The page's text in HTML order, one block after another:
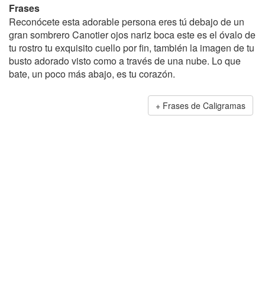
Frases
Reconócete esta adorable persona eres tú debajo de un
gran sombrero Canotier ojos nariz boca este es el óvalo de
tu rostro tu exquisito cuello por fin, también la imagen de tu
busto adorado visto como a través de una nube. Lo que
bate, un poco más abajo, es tu corazón.
Frases de Caligramas